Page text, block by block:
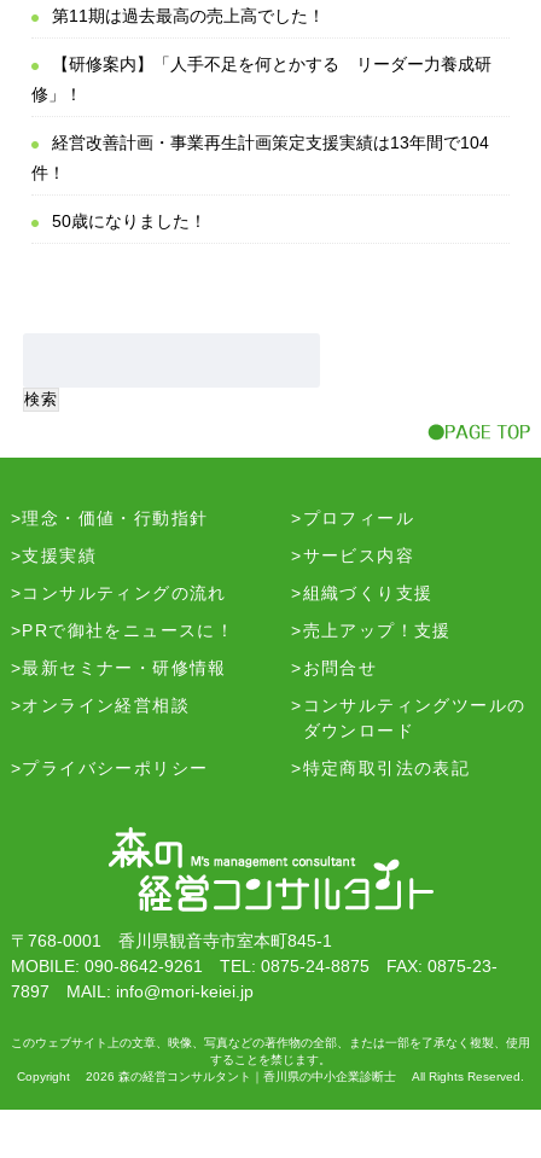
第11期は過去最高の売上高でした！
【研修案内】「人手不足を何とかする リーダー力養成研
修」！
経営改善計画・事業再生計画策定支援実績は13年間で104
件！
50歳になりました！
理念・価値・行動指針
プロフィール
支援実績
サービス内容
コンサルティングの流れ
組織づくり支援
PRで御社をニュースに！
売上アップ！支援
最新セミナー・研修情報
お問合せ
オンライン経営相談
コンサルティングツールの
ダウンロード
プライバシーポリシー
特定商取引法の表記
〒768-0001 香川県観音寺市室本町845-1
MOBILE: 090-8642-9261 TEL: 0875-24-8875 FAX: 0875-23-
7897 MAIL: info@mori-keiei.jp
このウェブサイト上の文章、映像、写真などの著作物の全部、または一部を了承なく複製、使用
することを禁じます。
Copyright 2026 森の経営コンサルタント｜香川県の中小企業診断士 All Rights Reserved.